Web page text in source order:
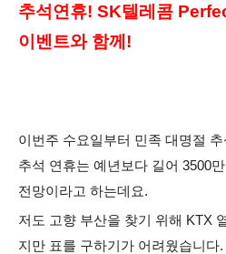
추석연휴! SK텔레콤
이벤트와 함께!
이번주 수요일부터 민족 대명절
추석 연휴는 예년보다 길어 3500
전망이라고 하는데요.
저도 고향 부산을 찾기 위해 KTX
지만 표를 구하기가 어려웠습니다